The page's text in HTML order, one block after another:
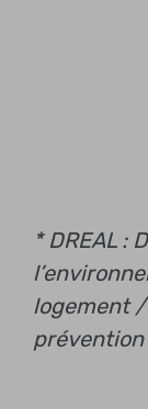
* DREAL :
logement /
prévention